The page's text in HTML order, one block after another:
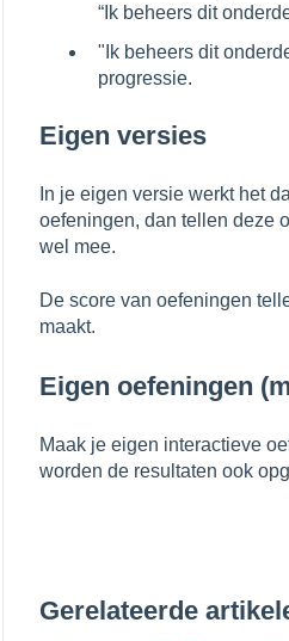
“Ik beheers dit
"Ik beheers dit
progressie.
Eigen versies
In je eigen versie werkt het
oefeningen, dan tellen deze
wel mee.
De score van oefeningen
maakt.
Eigen oefeningen
Maak je eigen interactieve
worden de resultaten ook
Gerelateerde